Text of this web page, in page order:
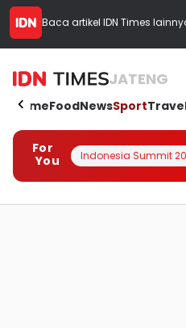
Baca artikel IDN Times
JATENG
HomeFoodNewsSport
For
You
Indonesia Summit